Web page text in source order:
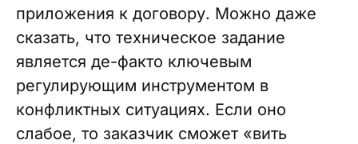
приложения к договору. Можно даже
сказать, что техническое задание
является де-факто ключевым
регулирующим инструментом в
конфликтных ситуациях. Если оно
слабое, то заказчик сможет «вить